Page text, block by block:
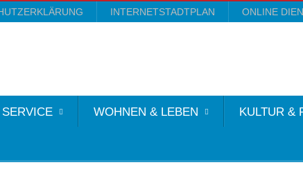
INTERNETSTADTPLAN ONLINE
WOHNEN & LEBEN KULTUR &